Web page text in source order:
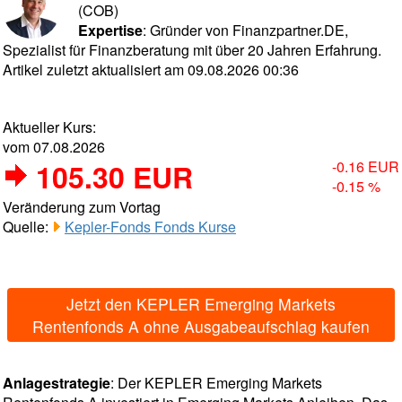
(COB)
Expertise: Gründer von Finanzpartner.DE,
Spezialist für Finanzberatung mit über 20 Jahren Erfahrung.
Artikel zuletzt aktualisiert am 09.08.2026 00:36
Aktueller Kurs:
vom 07.08.2026
105.30 EUR
-0.16 EUR
-0.15 %
Veränderung zum Vortag
Quelle:
Kepler-Fonds Fonds Kurse
Jetzt den KEPLER Emerging Markets
Rentenfonds A ohne Ausgabeaufschlag kaufen
Anlagestrategie: Der KEPLER Emerging Markets